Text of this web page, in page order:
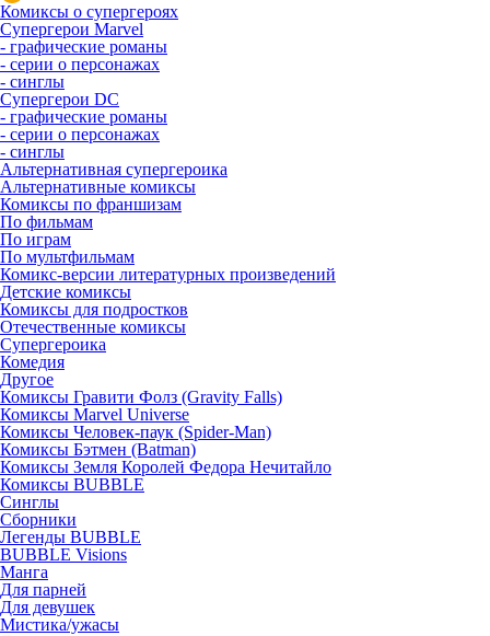
Комиксы о супергероях
Супергерои Marvel
- графические романы
- серии о персонажах
- синглы
Супергерои DC
- графические романы
- серии о персонажах
- синглы
Альтернативная супергероика
Альтернативные комиксы
Комиксы по франшизам
По фильмам
По играм
По мультфильмам
Комикс-версии литературных произведений
Детские комиксы
Комиксы для подростков
Отечественные комиксы
Супергероика
Комедия
Другое
Комиксы Гравити Фолз (Gravity Falls)
Комиксы Marvel Universe
Комиксы Человек-паук (Spider-Man)
Комиксы Бэтмен (Batman)
Комиксы Земля Королей Федора Нечитайло
Комиксы BUBBLE
Синглы
Сборники
Легенды BUBBLE
BUBBLE Visions
Манга
Для парней
Для девушек
Мистика/ужасы